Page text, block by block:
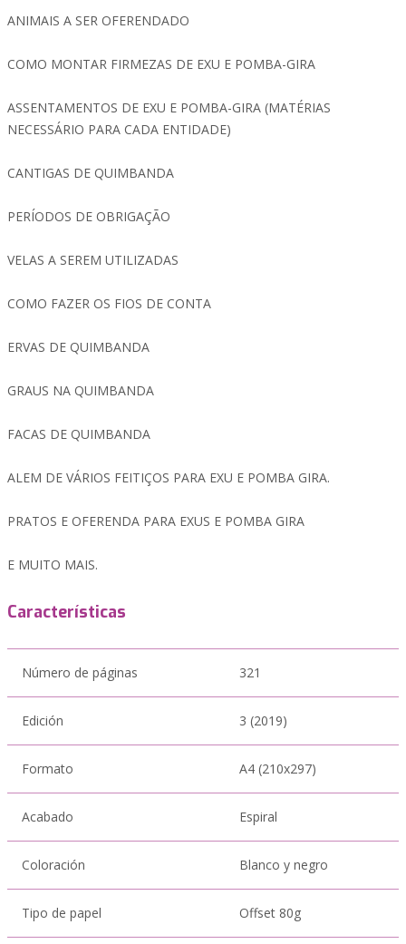
ANIMAIS A SER OFERENDADO
COMO MONTAR FIRMEZAS DE EXU E POMBA-GIRA
ASSENTAMENTOS DE EXU E POMBA-GIRA (MATÉRIAS
NECESSÁRIO PARA CADA ENTIDADE)
CANTIGAS DE QUIMBANDA
PERÍODOS DE OBRIGAÇÃO
VELAS A SEREM UTILIZADAS
COMO FAZER OS FIOS DE CONTA
ERVAS DE QUIMBANDA
GRAUS NA QUIMBANDA
FACAS DE QUIMBANDA
ALEM DE VÁRIOS FEITIÇOS PARA EXU E POMBA GIRA.
PRATOS E OFERENDA PARA EXUS E POMBA GIRA
E MUITO MAIS.
Características
Número de páginas 321
Edición 3 (2019)
Formato A4 (210x297)
Acabado Espiral
Coloración Blanco y negro
Tipo de papel Offset 80g